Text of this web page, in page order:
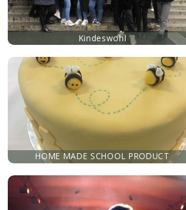
Kindeswohl
HOME MADE SCHOOL PRODUCT
mehr
mehr